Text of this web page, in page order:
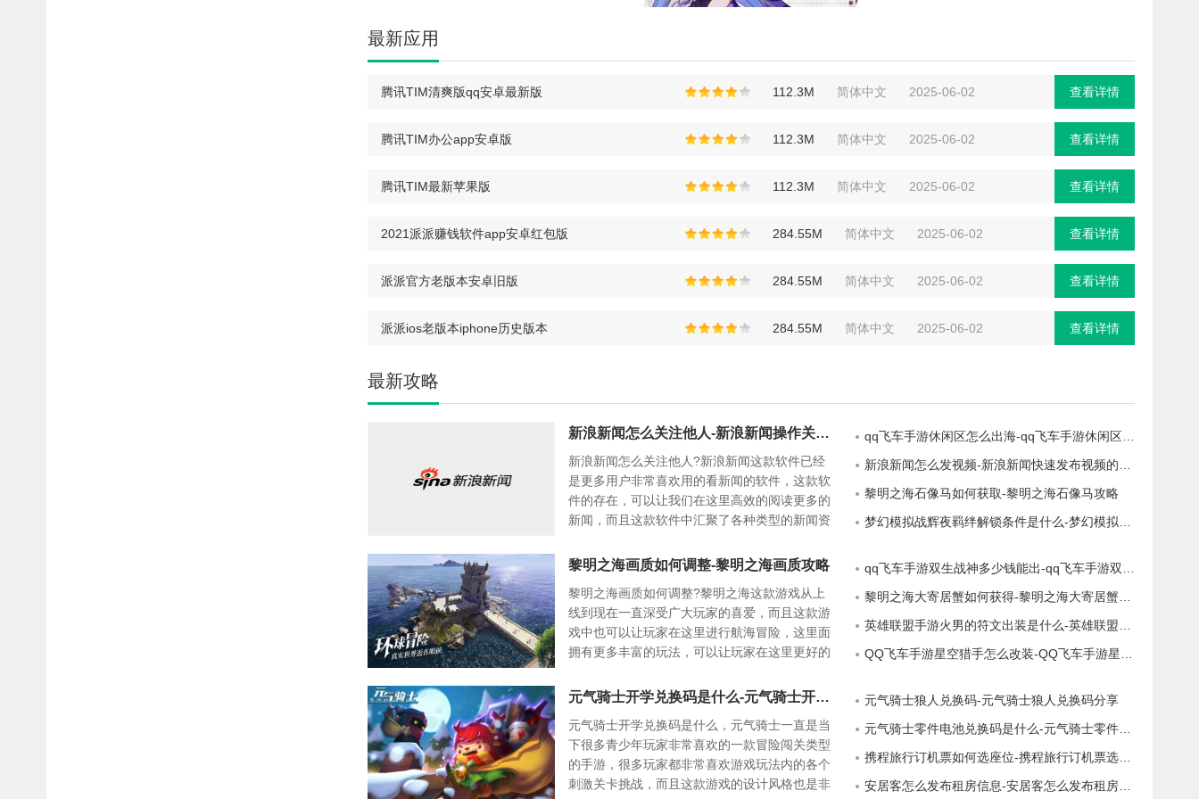
最新应用
腾讯TIM清爽版qq安卓最新版 112.3M 简体中文 2025-06-02 查看详情
腾讯TIM办公app安卓版 112.3M 简体中文 2025-06-02 查看详情
腾讯TIM最新苹果版 112.3M 简体中文 2025-06-02 查看详情
2021派派赚钱软件app安卓红包版 284.55M 简体中文 2025-06-02 查看详情
派派官方老版本安卓旧版 284.55M 简体中文 2025-06-02 查看详情
派派ios老版本iphone历史版本 284.55M 简体中文 2025-06-02 查看详情
最新攻略
新浪新闻怎么关注他人-新浪新闻操作关注其他用户的步骤
新浪新闻怎么关注他人?新浪新闻这款软件已经
是更多用户非常喜欢用的看新闻的软件，这款软
件的存在，可以让我们在这里高效的阅读更多的
新闻，而且这款软件中汇聚了各种类型的新闻资
讯，这款看新闻的软件已经有更多用户下载了，
热门新闻的了解。
qq飞车手游休闲区怎么出海-qq飞车手游休闲区出海方法
新浪新闻怎么发视频-新浪新闻快速发布视频的方法
黎明之海石像马如何获取-黎明之海石像马攻略
梦幻模拟战辉夜羁绊解锁条件是什么-梦幻模拟战羁绊解锁条件一览
黎明之海画质如何调整-黎明之海画质攻略
黎明之海画质如何调整?黎明之海这款游戏从上
线到现在一直深受广大玩家的喜爱，而且这款游
戏中也可以让玩家在这里进行航海冒险，这里面
拥有更多丰富的玩法，可以让玩家在这里更好的
各个新手玩家快速上手在这里面尽情的玩游戏，
qq飞车手游双生战神多少钱能出-qq飞车手游双生战神大概多少钱
黎明之海大寄居蟹如何获得-黎明之海大寄居蟹攻略
英雄联盟手游火男的符文出装是什么-英雄联盟手游火男的符文出装攻略
QQ飞车手游星空猎手怎么改装-QQ飞车手游星空猎手改装推荐
元气骑士开学兑换码是什么-元气骑士开学兑换码分享
元气骑士开学兑换码是什么，元气骑士一直是当
下很多青少年玩家非常喜欢的一款冒险闯关类型
的手游，很多玩家都非常喜欢游戏玩法内的各个
刺激关卡挑战，而且这款游戏的设计风格也是非
元气骑士狼人兑换码-元气骑士狼人兑换码分享
元气骑士零件电池兑换码是什么-元气骑士零件电池兑换码分享
携程旅行订机票如何选座位-携程旅行订机票选座方法
安居客怎么发布租房信息-安居客怎么发布租房步骤介绍